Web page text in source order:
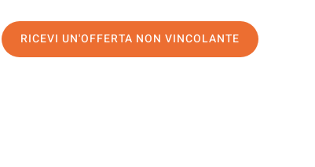
RICEVI UN'OFFERTA NON VINCOLANTE